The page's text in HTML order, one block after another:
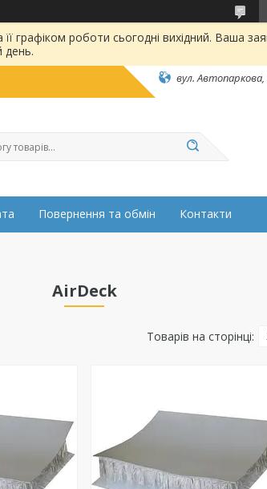
графіком роботи сьогодні вихідний. Ваша
день.
вул. Автопаркова,
Повернення та обмін Контакти
AirDeck